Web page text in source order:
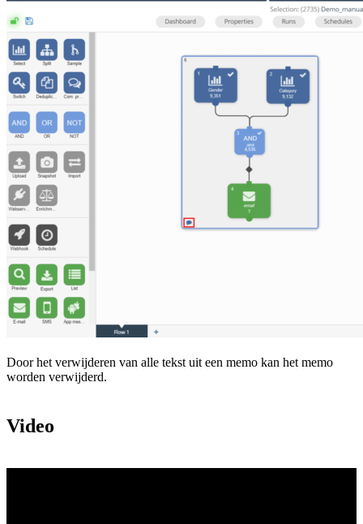
Door het verwijderen van alle tekst uit een memo kan het memo
worden verwijderd.
Video